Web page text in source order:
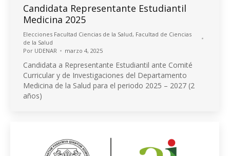
Candidata Representante Estudiantil
Medicina 2025
Elecciones Facultad Ciencias de la Salud, Facultad de Ciencias
de la Salud
Por UDENAR marzo 4, 2025
Candidata a Representante Estudiantil ante Comité
Curricular y de Investigaciones del Departamento
Medicina de la Salud para el periodo 2025 – 2027 (2
años)